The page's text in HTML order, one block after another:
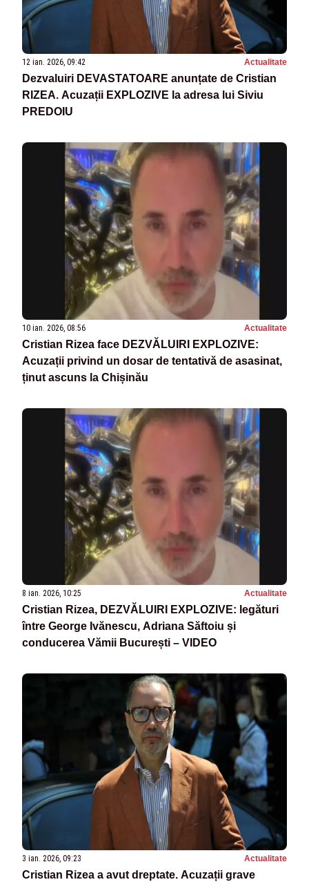
12 ian. 2026, 09:42 Actualitate
Dezvaluiri DEVASTATOARE anunțate de Cristian
RIZEA. Acuzații EXPLOZIVE la adresa lui Siviu
PREDOIU
10 ian. 2026, 08:56 Actualitate
Cristian Rizea face DEZVĂLUIRI EXPLOZIVE:
Acuzații privind un dosar de tentativă de asasinat,
ținut ascuns la Chișinău
8 ian. 2026, 10:25 Actualitate
Cristian Rizea, DEZVĂLUIRI EXPLOZIVE: legături
între George Ivănescu, Adriana Săftoiu și
conducerea Vămii București – VIDEO
3 ian. 2026, 09:23 Actualitate
Cristian Rizea a avut dreptate. Acuzații grave